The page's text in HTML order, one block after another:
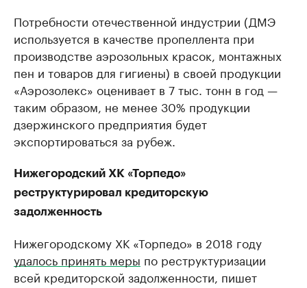
Потребности отечественной индустрии (ДМЭ
используется в качестве пропеллента при
производстве аэрозольных красок, монтажных
пен и товаров для гигиены) в своей продукции
«Аэрозолекс» оценивает в 7 тыс. тонн в год —
таким образом, не менее 30% продукции
дзержинского предприятия будет
экспортироваться за рубеж.
Нижегородский ХК «Торпедо»
реструктурировал кредиторскую
задолженность
Нижегородскому ХК «Торпедо» в 2018 году
удалось принять меры по реструктуризации
всей кредиторской задолженности, пишет ​